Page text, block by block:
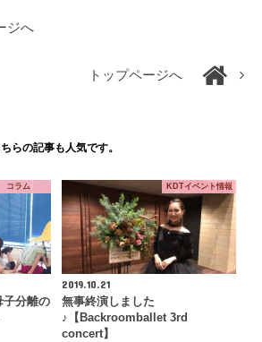
ジへ
トップページへ
らの記事も人気です。
コラム
子分離の
KDTイベント情報
2019.10.21
無事終演しました
♪【Backroomballet 3rd
concert】